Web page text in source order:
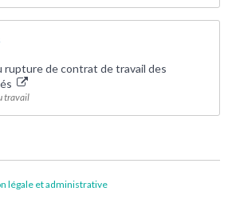
rupture de contrat de travail des
travail
légale et administrative